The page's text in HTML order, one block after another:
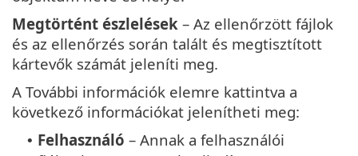
Megtörtént észlelések – Az ellenőrzött fájlok
és az ellenőrzés során talált és megtisztított
kártevők számát jeleníti meg.
A További információk elemre kattintva a
következő információkat jelenítheti meg:
• Felhasználó – Annak a felhasználói